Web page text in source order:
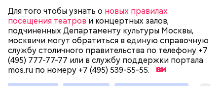
Для того чтобы узнать о новых правилах
посещения театров и концертных залов,
подчиненных Департаменту культуры Москвы,
москвичи могут обратиться в единую справочную
службу столичного правительства по телефону +7
(495) 777-77-77 или в службу поддержки портала
mos.ru по номеру +7 (495) 539-55-55.
В настоящее время велоинфраструктура «Зеленого
кольца» реализована в пяти округах города,
стал прототипом жилища Мастера. Но согласно
самой популярной — это подвал дома № 9, что в
Мансуровском переулке. Здесь жили друзья
Булгакова — братья Топлениновы. Писатель часто
приходил к ним в гости и работал над «Мастером и
Маргаритой».
Символом Московского зоопарка является дикий
кот — манул Тимофей. С ним можно даже немного
поиграть, конечно же, за защитным стеклом.